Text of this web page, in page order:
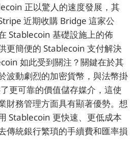
正以驚人的速度發展，其
近期收購 Bridge 這家公
Stablecoin 基礎設施上的佈
更簡便的 Stablecoin 支付解決
如此受到關注？關鍵在於其
波動劇烈的加密貨幣，與法幣掛
更可靠的價值儲存媒介，這使
財務管理方面具有顯著優勢。想
Stablecoin 更快速、更低成本
傳統銀行繁瑣的手續費和匯率損